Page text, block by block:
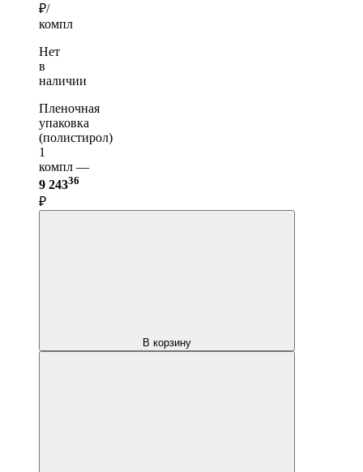
₽/
компл
Нет
в
наличии
Пленочная
упаковка
(полистирол)
1
компл —
9 24336
₽
В корзину